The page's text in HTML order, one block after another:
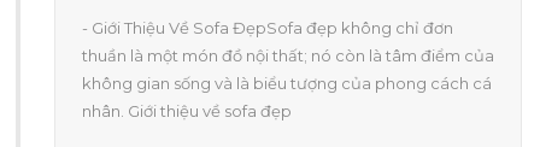
- Giới Thiệu Về Sofa ĐẹpSofa đẹp không chỉ đơn
thuần là một món đồ nội thất; nó còn là tâm điểm của
không gian sống và là biểu tượng của phong cách cá
nhân. Giới thiệu về sofa đẹp